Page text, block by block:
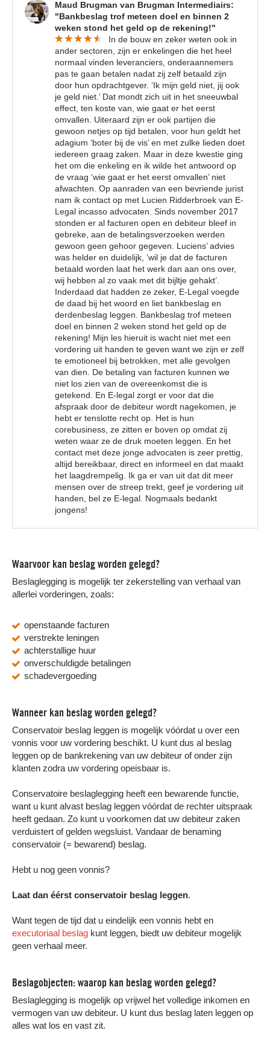
Maud Brugman van Brugman Intermediairs:
"Bankbeslag trof meteen doel en binnen 2
weken stond het geld op de rekening!"
In de bouw en zeker weten ook in
ander sectoren, zijn er enkelingen die het heel
normaal vinden leveranciers, onderaannemers
pas te gaan betalen nadat zij zelf betaald zijn
door hun opdrachtgever. ‘Ik mijn geld niet, jij ook
je geld niet.’ Dat mondt zich uit in het sneeuwbal
effect, ten koste van, wie gaat er het eerst
omvallen. Uiteraard zijn er ook partijen die
gewoon netjes op tijd betalen, voor hun geldt het
adagium ‘boter bij de vis’ en met zulke lieden doet
iedereen graag zaken. Maar in deze kwestie ging
het om die enkeling en ik wilde het antwoord op
de vraag ‘wie gaat er het eerst omvallen’ niet
afwachten. Op aanraden van een bevriende jurist
nam ik contact op met Lucien Ridderbroek van E-
Legal incasso advocaten. Sinds november 2017
stonden er al facturen open en debiteur bleef in
gebreke, aan de betalingsverzoeken werden
gewoon geen gehoor gegeven. Luciens’ advies
was helder en duidelijk, ‘wil je dat de facturen
betaald worden laat het werk dan aan ons over,
wij hebben al zo vaak met dit bijltje gehakt’.
Inderdaad dat hadden ze zeker, E-Legal voegde
de daad bij het woord en liet bankbeslag en
derdenbeslag leggen. Bankbeslag trof meteen
doel en binnen 2 weken stond het geld op de
rekening! Mijn les hieruit is wacht niet met een
vordering uit handen te geven want we zijn er zelf
te emotioneel bij betrokken, met alle gevolgen
van dien. De betaling van facturen kunnen we
niet los zien van de overeenkomst die is
getekend. En E-legal zorgt er voor dat die
afspraak door de debiteur wordt nagekomen, je
hebt er tenslotte recht op. Het is hun
corebusiness, ze zitten er boven op omdat zij
weten waar ze de druk moeten leggen. En het
contact met deze jonge advocaten is zeer prettig,
altijd bereikbaar, direct en informeel en dat maakt
het laagdrempelig. Ik ga er van uit dat dit meer
mensen over de streep trekt, geef je vordering uit
handen, bel ze E-legal. Nogmaals bedankt
jongens!
Waarvoor kan beslag worden gelegd?
Beslaglegging is mogelijk ter zekerstelling van verhaal van
allerlei vorderingen, zoals:
openstaande facturen
verstrekte leningen
achterstallige huur
onverschuldigde betalingen
schadevergoeding
Wanneer kan beslag worden gelegd?
Conservatoir beslag leggen is mogelijk vóórdat u over een
vonnis voor uw vordering beschikt. U kunt dus al beslag
leggen op de bankrekening van uw debiteur of onder zijn
klanten zodra uw vordering opeisbaar is.
Conservatoire beslaglegging heeft een bewarende functie,
want u kunt alvast beslag leggen vóórdat de rechter uitspraak
heeft gedaan. Zo kunt u voorkomen dat uw debiteur zaken
verduistert of gelden wegsluist. Vandaar de benaming
conservatoir (= bewarend) beslag.
Hebt u nog geen vonnis?
Laat dan éérst conservatoir beslag leggen.
Want tegen de tijd dat u eindelijk een vonnis hebt en
executoriaal beslag kunt leggen, biedt uw debiteur mogelijk
geen verhaal meer.
Beslagobjecten: waarop kan beslag worden gelegd?
Beslaglegging is mogelijk op vrijwel het volledige inkomen en
vermogen van uw debiteur. U kunt dus beslag laten leggen op
alles wat los en vast zit.